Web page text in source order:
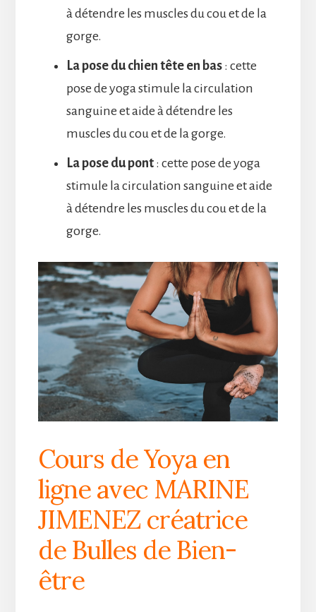
à détendre les muscles du cou et de la
gorge.
La pose du chien tête en bas: cette
pose de yoga stimule la circulation
sanguine et aide à détendre les
muscles du cou et de la gorge.
La pose du pont: cette pose de yoga
stimule la circulation sanguine et aide
à détendre les muscles du cou et de la
gorge.
Cours de Yoya en
ligne avec MARINE
JIMENEZ créatrice
de Bulles de Bien-
être